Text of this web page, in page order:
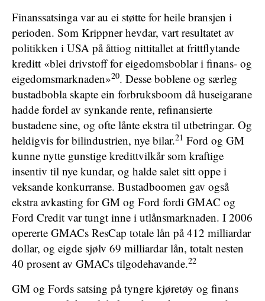
Finanssatsinga var au ei støtte for heile bransjen i
perioden. Som Krippner hevdar, vart resultatet av
politikken i USA på åttiog nittitallet at frittflytande
kreditt «blei drivstoff for eigedomsboblar i finans- og
eigedomsmarknaden»20. Desse boblene og særleg
bustadbobla skapte ein forbruksboom då huseigarane
hadde fordel av synkande rente, refinansierte
bustadene sine, og ofte lånte ekstra til utbetringar. Og
heldigvis for bilindustrien, nye bilar.21 Ford og GM
kunne nytte gunstige kredittvilkår som kraftige
insentiv til nye kundar, og halde salet sitt oppe i
veksande konkurranse. Bustadboomen gav også
ekstra avkasting for GM og Ford fordi GMAC og
Ford Credit var tungt inne i utlånsmarknaden. I 2006
opererte GMACs ResCap totale lån på 412 milliardar
dollar, og eigde sjølv 69 milliardar lån, totalt nesten
40 prosent av GMACs tilgodehavande.22
GM og Fords satsing på tyngre kjøretøy og finans